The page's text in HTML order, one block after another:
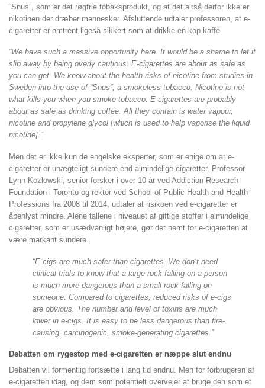
“Snus”, som er det røgfrie tobaksprodukt, og at det altså derfor ikke er
nikotinen der dræber mennesker. Afsluttende udtaler professoren, at e-
cigaretter er omtrent ligeså sikkert som at drikke en kop kaffe.
“We have such a massive opportunity here. It would be a shame to let it
slip away by being overly cautious. E-cigarettes are about as safe as
you can get. We know about the health risks of nicotine from studies in
Sweden into the use of “Snus”, a smokeless tobacco. Nicotine is not
what kills you when you smoke tobacco. E-cigarettes are probably
about as safe as drinking coffee. All they contain is water vapour,
nicotine and propylene glycol [which is used to help vaporise the liquid
nicotine].”
Men det er ikke kun de engelske eksperter, som er enige om at e-
cigaretter er unægteligt sundere end almindelige cigaretter. Professor
Lynn Kozlowski, senior forsker i over 10 år ved Addiction Research
Foundation i Toronto og rektor ved School of Public Health and Health
Professions fra 2008 til 2014, udtaler at risikoen ved e-cigaretter er
åbenlyst mindre. Alene tallene i niveauet af giftige stoffer i almindelige
cigaretter, som er usædvanligt højere, gør det nemt for e-cigaretten at
være markant sundere.
“E-cigs are much safer than cigarettes. We don’t need
clinical trials to know that a large rock falling on a person
is much more dangerous than a small rock falling on
someone. Compared to cigarettes, reduced risks of e-cigs
are obvious. The number and level of toxins are much
lower in e-cigs. It is easy to be less dangerous than fire-
causing, carcinogenic, smoke-generating cigarettes.”
Debatten om rygestop med e-cigaretten er næppe slut endnu
Debatten vil formentlig fortsætte i lang tid endnu. Men for forbrugeren af
e-cigaretten idag, og dem som potentielt overvejer at bruge den som et